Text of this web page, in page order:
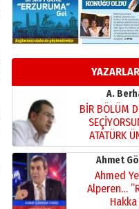
YAZARLAR
17 Şubat 2026 SalıOrhan
Bir
gazeteci…
A.
BİR BÖLÜM
ATATÜRK
28
Ahmet
Ahmed
Alperen…